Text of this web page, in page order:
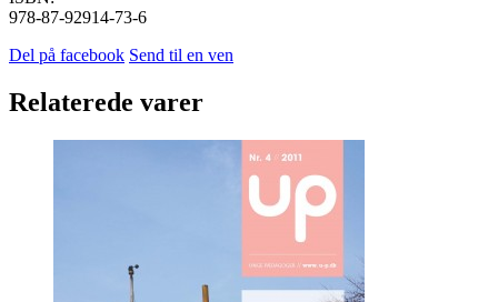
978-87-92914-73-6
Del på facebook Send til en ven
Relaterede varer